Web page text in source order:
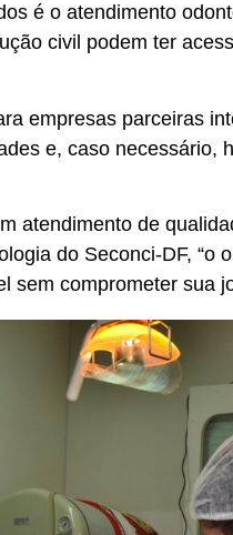
é o atendimento
civil podem ter
empresas parceiras
e, caso necessário,
atendimento de
do Seconci-DF, “o
comprometer sua